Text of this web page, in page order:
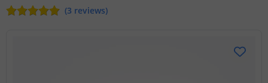
(3 reviews)